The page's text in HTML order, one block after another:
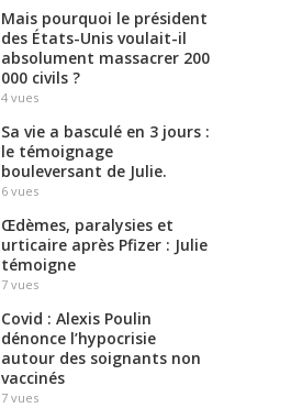
Mais pourquoi le président
des États-Unis voulait-il
absolument massacrer 200
000 civils ?
4 vues
Sa vie a basculé en 3 jours :
le témoignage
bouleversant de Julie.
6 vues
Œdèmes, paralysies et
urticaire après Pfizer : Julie
témoigne
7 vues
Covid : Alexis Poulin
dénonce l’hypocrisie
autour des soignants non
vaccinés
7 vues